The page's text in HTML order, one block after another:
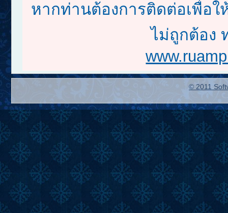
หากท่านต้องการติดต่อเพื่อ
ไม่ถูกต้อง
© 2011